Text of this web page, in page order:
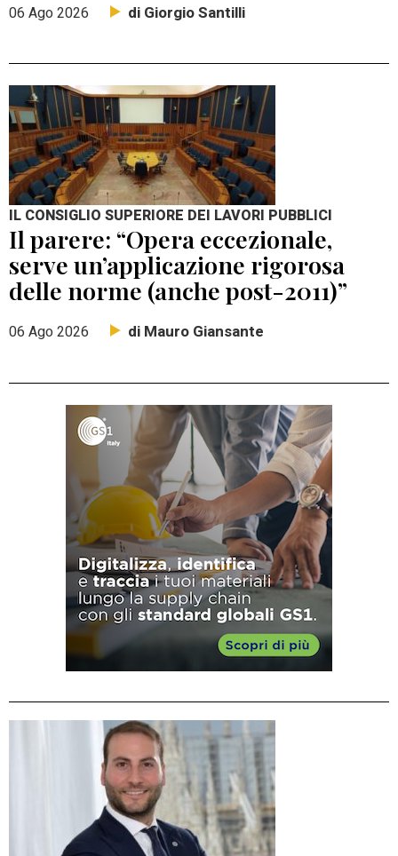
06 Ago 2026 di Giorgio Santilli
IL CONSIGLIO SUPERIORE DEI LAVORI PUBBLICI
Il parere: “Opera eccezionale,
serve un’applicazione rigorosa
delle norme (anche post-2011)”
06 Ago 2026 di Mauro Giansante